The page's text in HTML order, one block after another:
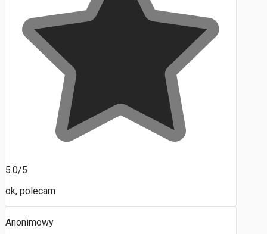
5.0/5
ok, polecam
Anonimowy